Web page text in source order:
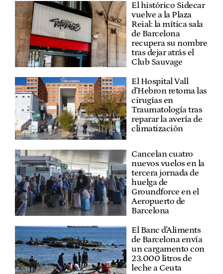
El histórico Sidecar
vuelve a la Plaza
Reial: la mítica sala
de Barcelona
recupera su nombre
tras dejar atrás el
Club Sauvage
El Hospital Vall
d'Hebron retoma las
cirugías en
Traumatología tras
reparar la avería de
climatización
Cancelan cuatro
nuevos vuelos en la
tercera jornada de
huelga de
Groundforce en el
Aeropuerto de
Barcelona
El Banc d'Aliments
de Barcelona envía
un cargamento con
23.000 litros de
leche a Ceuta